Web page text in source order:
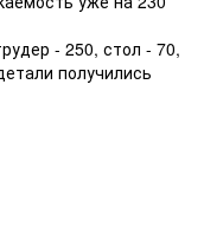
- 250, стол - 70,
получились